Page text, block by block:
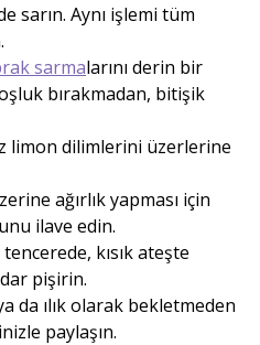
sarın. Aynı işlemi tüm
sarmalarını derin bir
bırakmadan, bitişik
limon dilimlerini üzerlerine
ağırlık yapması için
ilave edin.
tencerede, kısık ateşte
pişirin.
da ılık olarak bekletmeden
paylaşın.